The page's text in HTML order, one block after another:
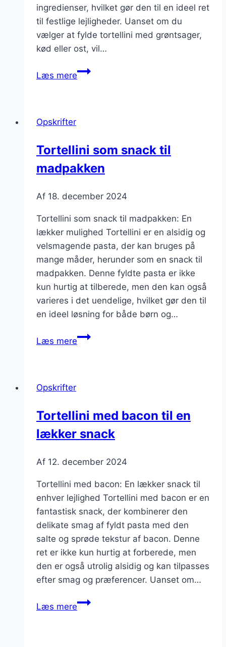
ingredienser, hvilket gør den til en ideel ret
til festlige lejligheder. Uanset om du
vælger at fylde tortellini med grøntsager,
kød eller ost, vil…
Læs mereTortellini
grøntsager
Opskrifter
Tortellini som snack til
madpakken
Af 18. december 2024
Tortellini som snack til madpakken: En
lækker mulighed Tortellini er en alsidig og
velsmagende pasta, der kan bruges på
mange måder, herunder som en snack til
madpakken. Denne fyldte pasta er ikke
kun hurtig at tilberede, men den kan også
varieres i det uendelige, hvilket gør den til
en ideel løsning for både børn og…
Læs mereTortellini
Opskrifter
Tortellini med bacon til en
lækker snack
Af 12. december 2024
Tortellini med bacon: En lækker snack til
enhver lejlighed Tortellini med bacon er en
fantastisk snack, der kombinerer den
delikate smag af fyldt pasta med den
salte og sprøde tekstur af bacon. Denne
ret er ikke kun hurtig at forberede, men
den er også utrolig alsidig og kan tilpasses
efter smag og præferencer. Uanset om…
Læs mereTortellini